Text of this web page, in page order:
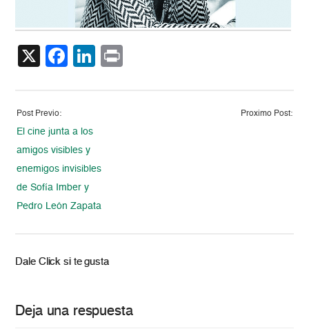
X Facebook
LinkedIn
Post Previo:
El cine junta a los
amigos visibles y
enemigos invisibles
de Sofía Imber y
Pedro León Zapata
Proximo Post:
Dale Click si te gusta
Deja una respuesta